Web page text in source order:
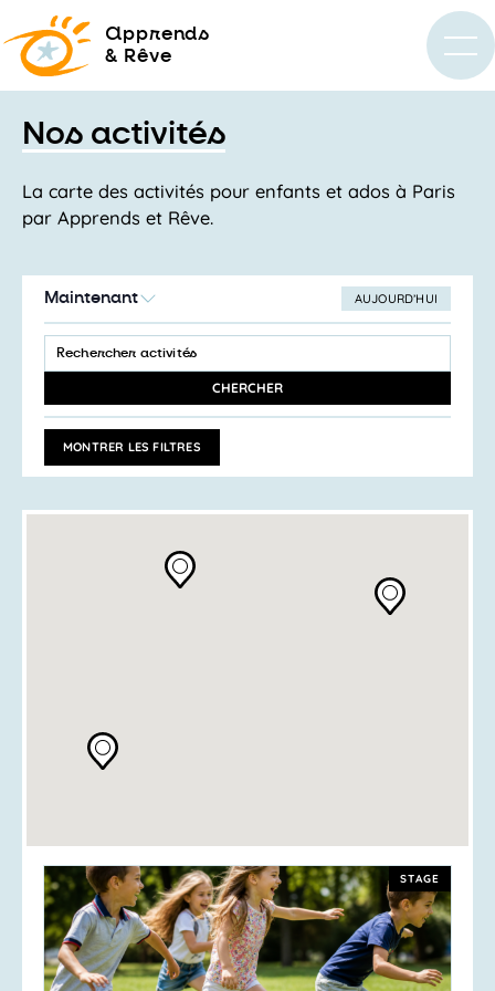
apprends
& Rêve
Nos activités
La carte des activités pour enfants et ados à Paris
par Apprends et Rêve.
AUJOURD’HUI
Maintenant
LA
DATE
Recherche
et
de
vues
Activités
SAISIR
MOT-
ACTIVITÉS
MOT-
CLÉ.
CHERCHER
MONTRER LES FILTRES
STAGE